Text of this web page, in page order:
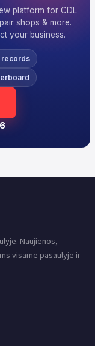
platform for CDL
shops & more.
your business.
records
Naujienos,
visame pasaulyje ir